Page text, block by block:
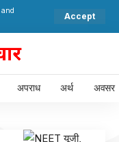
and
Accept
अपराध अर्थ अवसर